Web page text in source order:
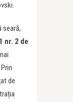
seară,
nr. 2 de
de